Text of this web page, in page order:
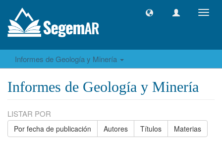
Informes de Geología y Minería
Informes de Geología y Minería
LISTAR POR
Por fecha de publicación Autores Títulos Materias